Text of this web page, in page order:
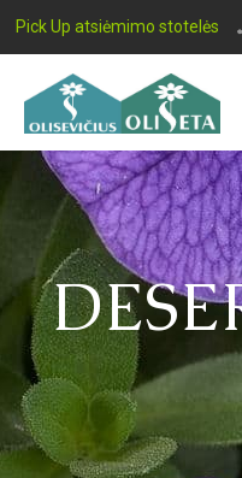
Pick Up atsiėmimo stotelės